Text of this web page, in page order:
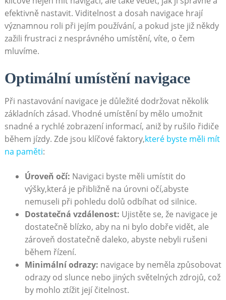
efektivně nastavit. Viditelnost a dosah navigace​ hrají
významnou roli při jejím používání, a pokud jste již někdy
zažili frustraci z nesprávného umístění, víte, o čem
mluvíme.
Optimální umístění navigace
Při nastavování navigace je důležité dodržovat několik
základních zásad. Vhodné umístění by mělo umožnit
snadné a rychlé ​zobrazení ⁢informací, aniž by rušilo řidiče
během jízdy. Zde jsou klíčové faktory,které byste měli mít
na paměti:
Úroveň očí: Navigaci byste měli umístit do
výšky,která je ⁤přibližně na úrovni očí,abyste
nemuseli při pohledu ⁤dolů odbíhat​ od silnice.
Dostatečná vzdálenost: Ujistěte se, že navigace je
dostatečně‌ blízko, aby na⁣ ni bylo dobře ‌vidět, ale
zároveň dostatečně daleko, abyste nebyli rušeni
během řízení.
Minimální odrazy: navigace by neměla způsobovat
odrazy od slunce nebo jiných světelných zdrojů, což
by mohlo ztížit ⁢její čitelnost.